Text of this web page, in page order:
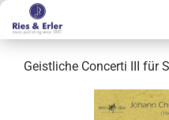
Geistliche Concerti III für